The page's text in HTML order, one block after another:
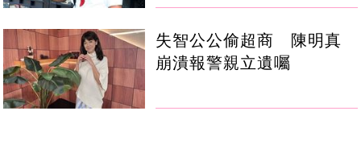
失智公公偷超商 陳明真
崩潰報警親立遺囑